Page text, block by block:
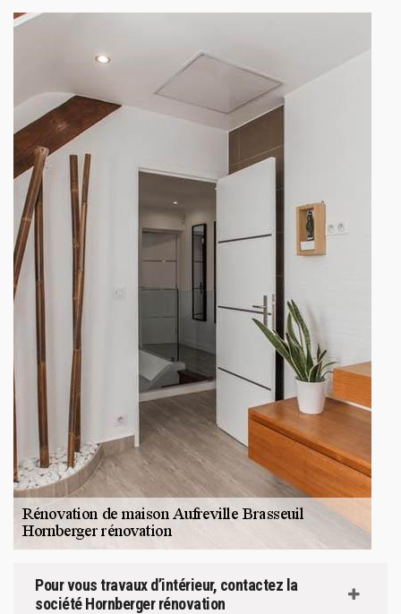
Pour vous travaux d’intérieur, contactez la
société Hornberger rénovation